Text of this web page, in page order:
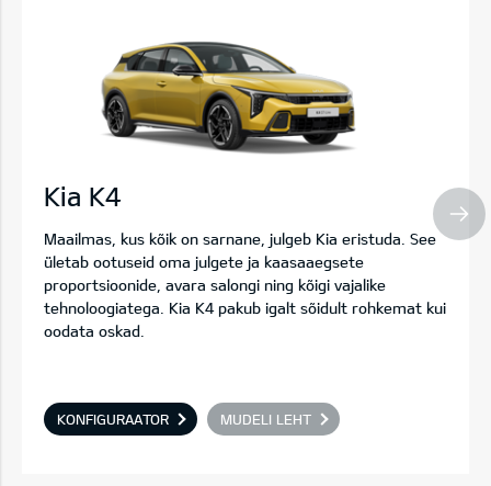
Kia K4
Maailmas, kus kõik on sarnane, julgeb Kia eristuda. See
ületab ootuseid oma julgete ja kaasaaegsete
proportsioonide, avara salongi ning kõigi vajalike
tehnoloogiatega. Kia K4 pakub igalt sõidult rohkemat kui
oodata oskad.
KONFIGURAATOR MUDELI LEHT